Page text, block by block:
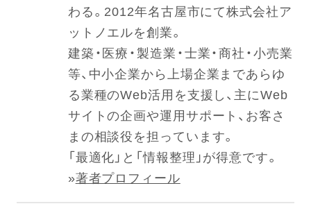
わる。2012年名古屋市にて株式会社ア
ットノエルを創業。
建築・医療・製造業・士業・商社・小売業
等、中小企業から上場企業まであらゆ
る業種のWeb活用を支援し、主にWeb
サイトの企画や運用サポート、お客さ
まの相談役を担っています。
「最適化」と「情報整理」が得意です。
»著者プロフィール